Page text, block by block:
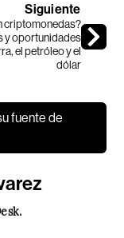
Siguiente
criptomonedas?
y oportunidades
el petróleo y el
dólar
fuente de